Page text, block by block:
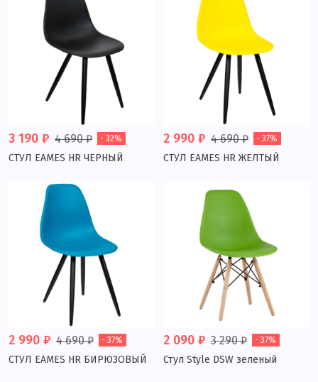
3 190 ₽ 4 690 ₽ - 32%
СТУЛ EAMES HR ЧЕРНЫЙ
2 990 ₽ 4 690 ₽ - 37%
СТУЛ EAMES HR ЖЕЛТЫЙ
2 990 ₽ 4 690 ₽ - 37%
СТУЛ EAMES HR БИРЮЗОВЫЙ
2 090 ₽ 3 290 ₽ - 37%
Стул Style DSW зеленый